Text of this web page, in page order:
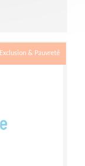
Exclusion & Pauvreté